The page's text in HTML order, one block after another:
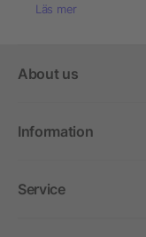
Läs mer
About us
Information
Service